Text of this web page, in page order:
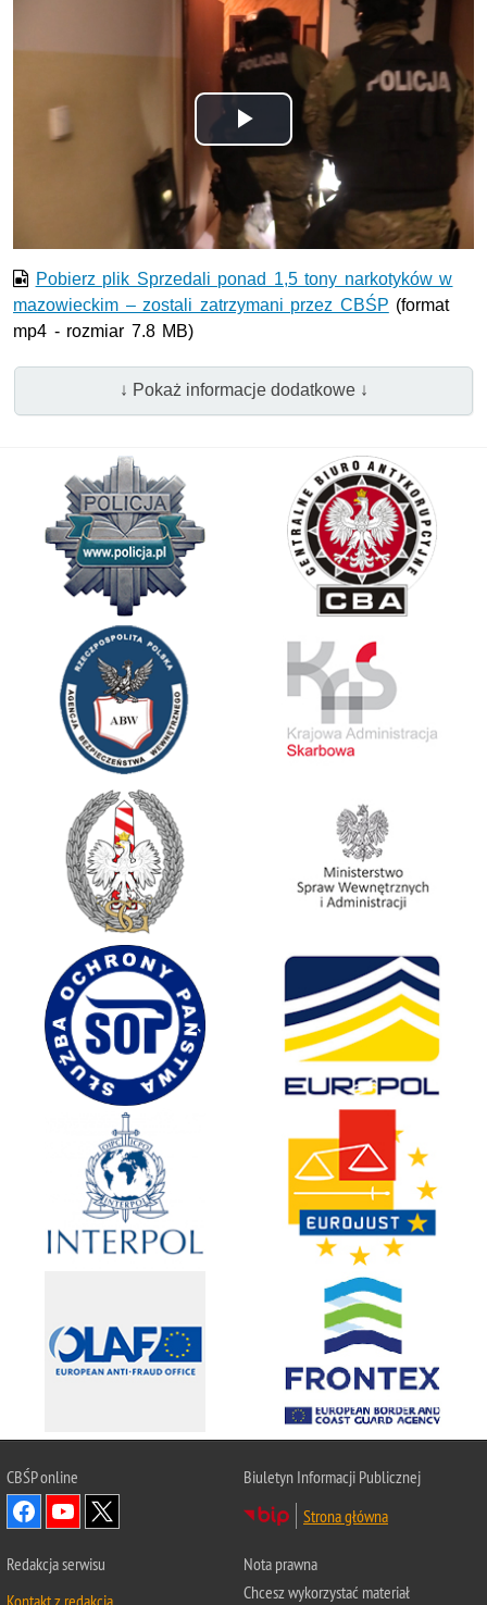
Odtwórz
wideo
Pobierz plik Sprzedali ponad 1,5 tony narkotyków w
mazowieckim – zostali zatrzymani przez CBŚP (format
mp4 - rozmiar 7.8 MB)
↓ Pokaż informacje dodatkowe ↓
CBŚPonline
Biuletyn Informacji Publicznej
Strona główna
Redakcja serwisu
Kontakt z redakcją
Nota prawna
Chcesz wykorzystać materiał